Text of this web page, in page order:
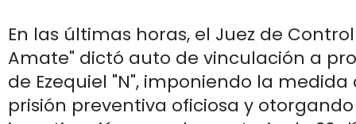
En las últimas horas, el Juez de
Amate" dictó auto de vinculación a
de Ezequiel "N", imponiendo la
prisión preventiva oficiosa y